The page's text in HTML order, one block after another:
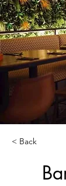
< Back